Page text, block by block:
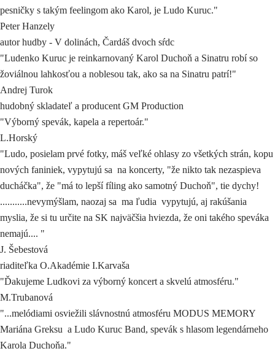
pesničky s takým feelingom ako Karol, je Ludo Kuruc."
Peter Hanzely
autor hudby - V dolinách, Čardáš dvoch sŕdc
"Ludenko Kuruc je reinkarnovaný Karol Duchoň a Sinatru robí so
žoviálnou lahkosťou a noblesou tak, ako sa na Sinatru patrí!"
Andrej Turok
hudobný skladateľ a producent GM Production
"Výborný spevák, kapela a repertoár."
L.Horský
"Ludo, posielam prvé fotky, máš veľké ohlasy zo všetkých strán, kopu
nových faniniek, vypytujú sa na koncerty, "že nikto tak nezaspieva
ducháčka", že "má to lepší fíling ako samotný Duchoň", tie dychy!
...........nevymýšlam, naozaj sa ma ľudia vypytujú, aj rakúšania
myslia, že si tu určite na SK najväčšia hviezda, že oni takého speváka
nemajú.... "
J. Šebestová
riaditeľka O.Akadémie I.Karvaša
"Ďakujeme Ludkovi za výborný koncert a skvelú atmosféru."
M.Trubanová
"...melódiami osviežili slávnostnú atmosféru MODUS MEMORY
Mariána Greksu a Ludo Kuruc Band, spevák s hlasom legendárneho
Karola Duchoňa."